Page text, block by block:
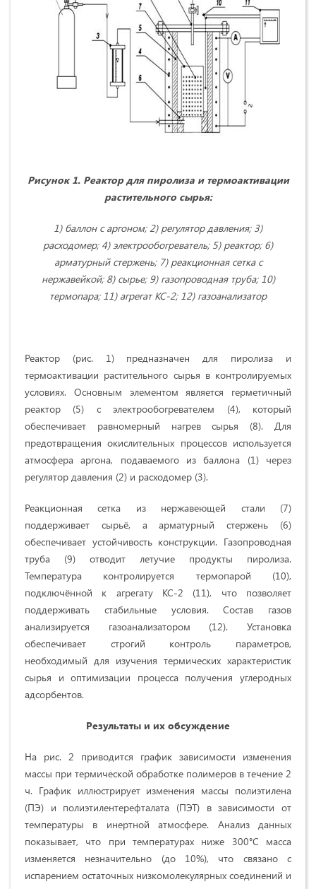
Рисунок 1. Реактор для пиролиза и термоактивации
растительного сырья:
1) баллон с аргоном; 2) регулятор давления; 3)
расходомер; 4) электрообогреватель; 5) реактор; 6)
арматурный стержень; 7) реакционная сетка с
нержавейкой; 8) сырье; 9) газопроводная труба; 10)
термопара; 11) агрегат КС-2; 12) газоанализатор
Реактор (рис. 1) предназначен для пиролиза и
термоактивации растительного сырья в контролируемых
условиях. Основным элементом является герметичный
реактор (5) с электрообогревателем (4), который
обеспечивает равномерный нагрев сырья (8). Для
предотвращения окислительных процессов используется
атмосфера аргона, подаваемого из баллона (1) через
регулятор давления (2) и расходомер (3).
Реакционная сетка из нержавеющей стали (7)
поддерживает сырьё, а арматурный стержень (6)
обеспечивает устойчивость конструкции. Газопроводная
труба (9) отводит летучие продукты пиролиза.
Температура контролируется термопарой (10),
подключённой к агрегату КС-2 (11), что позволяет
поддерживать стабильные условия. Состав газов
анализируется газоанализатором (12). Установка
обеспечивает строгий контроль параметров,
необходимый для изучения термических характеристик
сырья и оптимизации процесса получения углеродных
адсорбентов.
Результаты и их обсуждение
На рис. 2 приводится график зависимости изменения
массы при термической обработке полимеров в течение 2
ч. График иллюстрирует изменения массы полиэтилена
(ПЭ) и полиэтилентерефталата (ПЭТ) в зависимости от
температуры в инертной атмосфере. Анализ данных
показывает, что при температурах ниже 300°C масса
изменяется незначительно (до 10%), что связано с
испарением остаточных низкомолекулярных соединений и